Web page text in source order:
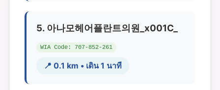
5. 아나모헤어플란트의원_x001C_
WIA Code: 707-852-261
📍 0.1 km • เดิน 1 นาที